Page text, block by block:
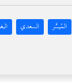
المُيسَّر السعدي